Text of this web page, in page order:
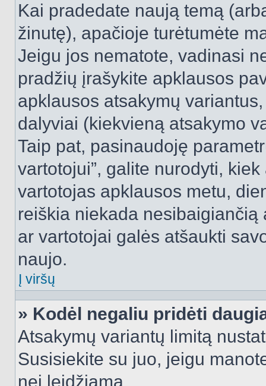
Kai pradedate naują temą
žinutę), apačioje turėtumėte
Jeigu jos nematote, vadinasi
pradžių įrašykite apklausos
apklausos atsakymų
dalyviai (kiekvieną atsakymo
Taip pat, pasinaudoję
vartotojui”, galite nurodyti,
vartotojas apklausos metu,
reiškia niekada
ar vartotojai galės atšaukti
naujo.
Į viršų
» Kodėl negaliu pridėti
Atsakymų variantų limitą
Susisiekite su juo, jeigu
nei leidžiama.